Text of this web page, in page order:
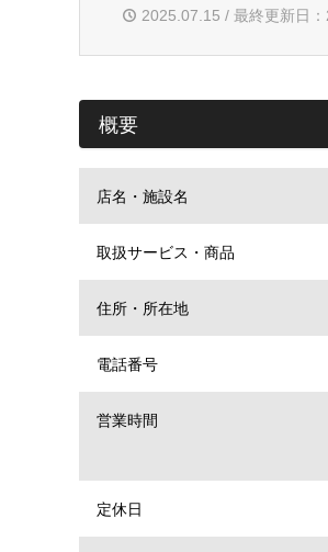
2025.07.15 / 最終更新日
概要
店名・施設名
取扱サービス・商品
住所・所在地
電話番号
営業時間
定休日